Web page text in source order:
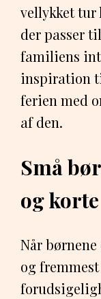
vellykket tur
der passer
familiens
inspiration
ferien med
af den.
Små
og
Når
og